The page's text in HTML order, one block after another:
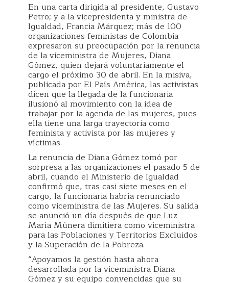
En una carta dirigida al presidente, Gustavo
Petro; y a la vicepresidenta y ministra de
Igualdad, Francia Márquez; más de 100
organizaciones feministas de Colombia
expresaron su preocupación por la renuncia
de la viceministra de Mujeres, Diana
Gómez, quien dejará voluntariamente el
cargo el próximo 30 de abril. En la misiva,
publicada por El País América, las activistas
dicen que la llegada de la funcionaria
ilusionó al movimiento con la idea de
trabajar por la agenda de las mujeres, pues
ella tiene una larga trayectoria como
feminista y activista por las mujeres y
víctimas.
La renuncia de Diana Gómez tomó por
sorpresa a las organizaciones el pasado 5 de
abril, cuando el Ministerio de Igualdad
confirmó que, tras casi siete meses en el
cargo, la funcionaria habría renunciado
como viceministra de las Mujeres. Su salida
se anunció un día después de que Luz
María Múnera dimitiera como viceministra
para las Poblaciones y Territorios Excluidos
y la Superación de la Pobreza.
“Apoyamos la gestión hasta ahora
desarrollada por la viceministra Diana
Gómez y su equipo convencidas que su